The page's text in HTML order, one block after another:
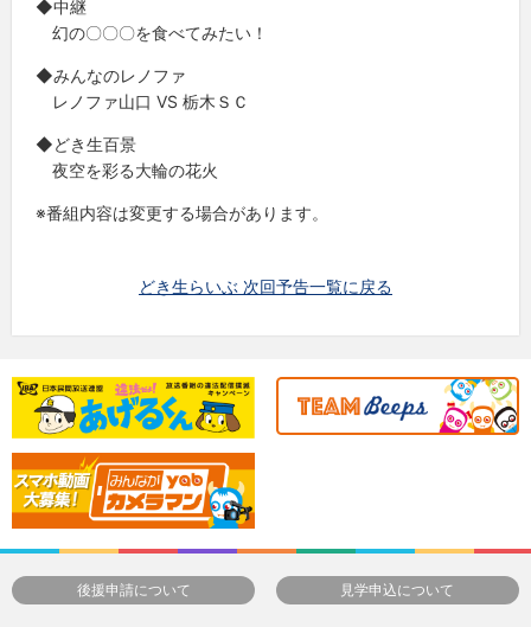
◆中継
幻の〇〇〇を食べてみたい！
◆みんなのレノファ
レノファ山口 VS 栃木ＳＣ
◆どき生百景
夜空を彩る大輪の花火
※番組内容は変更する場合があります。
どき生らいぶ 次回予告一覧に戻る
後援申請について 見学申込について